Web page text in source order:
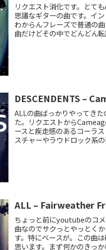
リクエスト消化です。とて
思議なギターの曲です。イ
わからんフレーズで普通の
曲だけどその中でどんどん
DESCENDENTS –
ALLの曲ばっかりやってき
た。リクエストから
ースと疾走感のあるコーラ
スチャーやラウドロック系
ALL – Fairweather
ちょっと前にyoutubeのコ
曲なのでサクっとやっとく
す。特にベースが。この曲
思います。まず何かのきっ